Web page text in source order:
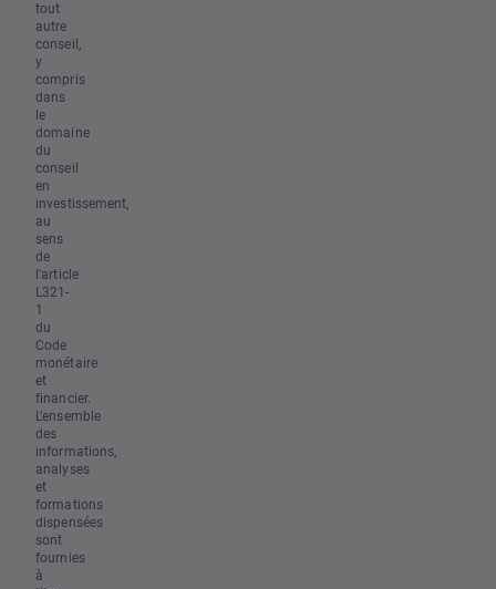
tout
autre
conseil,
y
compris
dans
le
domaine
du
conseil
en
investissement,
au
sens
de
l'article
L321-
1
du
Code
monétaire
et
financier.
L’ensemble
des
informations,
analyses
et
formations
dispensées
sont
fournies
à